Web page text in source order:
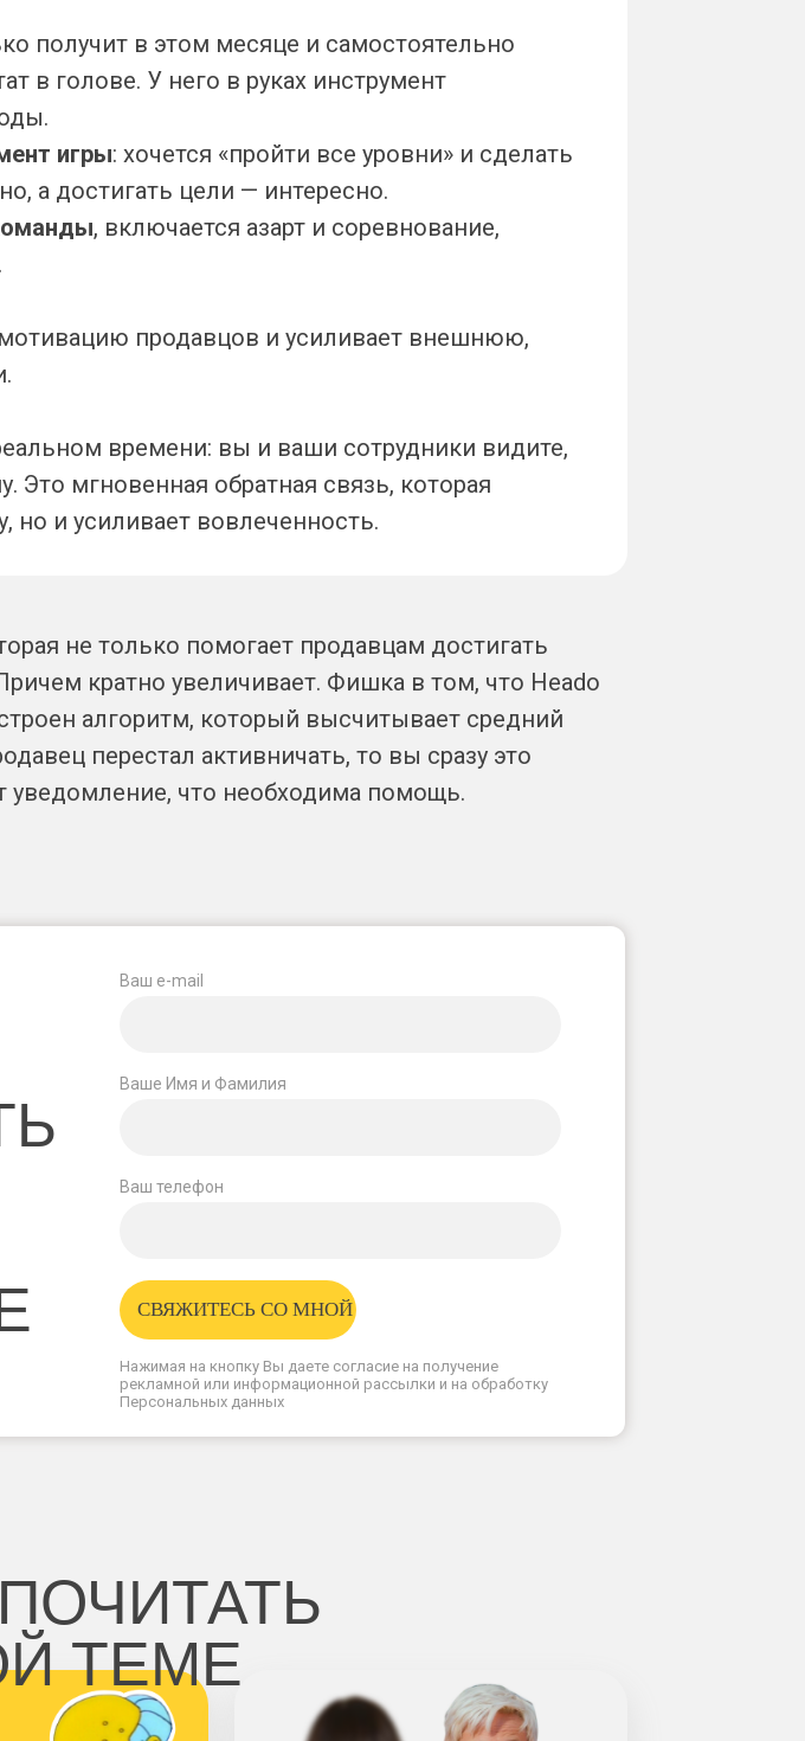
получит в этом месяце и самостоятельно
в голове. У него в руках инструмент
игры: хочется «пройти все уровни» и сделать
а достигать цели — интересно.
, включается азарт и соревнование,
продавцов и усиливает внешнюю,
времени: вы и ваши сотрудники видите,
Это мгновенная обратная связь, которая
но и усиливает вовлеченность.
не только помогает продавцам достигать
кратно увеличивает. Фишка в том, что Heado
алгоритм, который высчитывает средний
перестал активничать, то вы сразу это
что необходима помощь.
Ваш e-mail
Ваше Имя и Фамилия
Ваш телефон
СВЯЖИТЕСЬ СО МНОЙ
Нажимая на кнопку Вы даете согласие на получение
рекламной или информационной рассылки и на обработку
Персональных данных
ТЕМЕ